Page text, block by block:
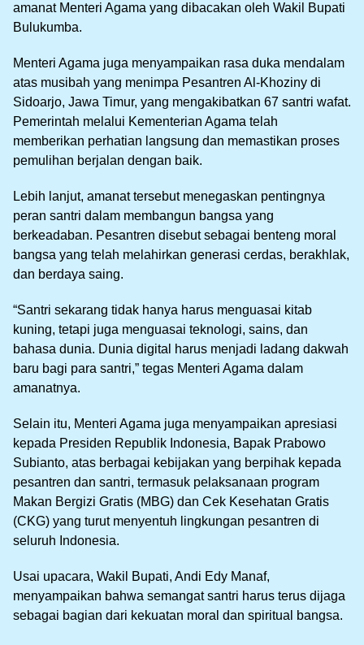
amanat Menteri Agama yang dibacakan oleh Wakil Bupati
Bulukumba.
Menteri Agama juga menyampaikan rasa duka mendalam
atas musibah yang menimpa Pesantren Al-Khoziny di
Sidoarjo, Jawa Timur, yang mengakibatkan 67 santri wafat.
Pemerintah melalui Kementerian Agama telah
memberikan perhatian langsung dan memastikan proses
pemulihan berjalan dengan baik.
Lebih lanjut, amanat tersebut menegaskan pentingnya
peran santri dalam membangun bangsa yang
berkeadaban. Pesantren disebut sebagai benteng moral
bangsa yang telah melahirkan generasi cerdas, berakhlak,
dan berdaya saing.
“Santri sekarang tidak hanya harus menguasai kitab
kuning, tetapi juga menguasai teknologi, sains, dan
bahasa dunia. Dunia digital harus menjadi ladang dakwah
baru bagi para santri,” tegas Menteri Agama dalam
amanatnya.
Selain itu, Menteri Agama juga menyampaikan apresiasi
kepada Presiden Republik Indonesia, Bapak Prabowo
Subianto, atas berbagai kebijakan yang berpihak kepada
pesantren dan santri, termasuk pelaksanaan program
Makan Bergizi Gratis (MBG) dan Cek Kesehatan Gratis
(CKG) yang turut menyentuh lingkungan pesantren di
seluruh Indonesia.
Usai upacara, Wakil Bupati, Andi Edy Manaf,
menyampaikan bahwa semangat santri harus terus dijaga
sebagai bagian dari kekuatan moral dan spiritual bangsa.